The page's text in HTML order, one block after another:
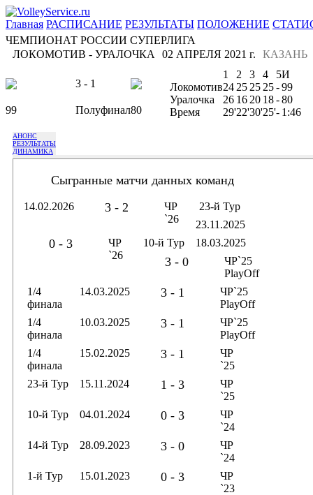
Главная РАСПИСАНИЕ РЕЗУЛЬТАТЫ ПОЛОЖЕНИЕ
ЧЕМПИОНАТ РОССИИ СУПЕРЛИГА
ЛОКОМОТИВ - УРАЛОЧКА
КАЗАНЬ
02 АПРЕЛЯ 2021 г.
3 - 1
99 Полуфинал80
1 2 3 4 5И
Локомотив24 25 25 25-99
Уралочка
26 16 20 18-80
Время
29'22'30'25'- 1:46
АНОНС
РЕЗУЛЬТАТЫ
ДИНАМИКА
Сыгранные матчи данных команд
14.02.2026 3 - 2
ЧР
`26
23-й Тур
23.11.2025
0 - 3
ЧР
`26
10-й Тур 18.03.2025
3 - 0
ЧР`25
PlayOff
1/4
финала
14.03.2025 3 - 1
ЧР`25
PlayOff
1/4
финала
10.03.2025 3 - 1
ЧР`25
PlayOff
1/4
финала
15.02.2025 3 - 1
ЧР
`25
23-й Тур
15.11.2024 1 - 3
ЧР
`25
10-й Тур
04.01.2024 0 - 3
ЧР
`24
14-й Тур
28.09.2023 3 - 0
ЧР
`24
1-й Тур
15.01.2023 0 - 3
ЧР
`23